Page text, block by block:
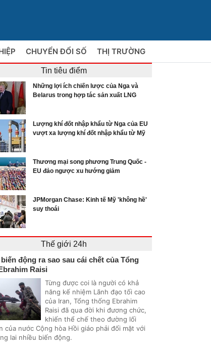
CHUYỂN ĐỔI SỐ THỊ TRƯỜNG
Tin tiêu điểm
Những lợi ích chiến lược của Nga và
Belarus trong hợp tác sản xuất LNG
Lượng khí đốt nhập khẩu từ Nga của EU
vượt xa lượng khí đốt nhập khẩu từ Mỹ
Thương mại song phương Trung Quốc -
EU đảo ngược xu hướng giảm
JPMorgan Chase: Kinh tế Mỹ 'không hề'
suy thoái
Thế giới 24h
động ra sao sau cái chết của Tổng
Raisi
Từng được coi là người có khả
năng kế nhiệm Lãnh đạo tối cao
của Iran, Tổng thống Ebrahim
Raisi đã qua đời khi đương chức,
khiến thể chế theo đường lối
của nước Cộng hòa Hồi giáo phải đối mặt với
lai nhiều biến động.